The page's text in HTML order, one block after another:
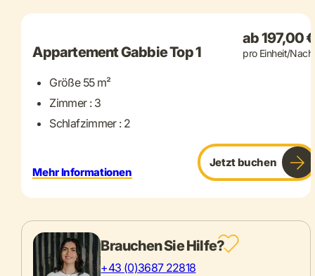
Appartement Gabbie Top 1
Größe 55 m²
Zimmer : 3
Schlafzimmer : 2
ab 197,00 €
pro Einheit/
Mehr Informationen
Jetzt buchen
Brauchen Sie Hilfe?
+43 (0)3687 22818